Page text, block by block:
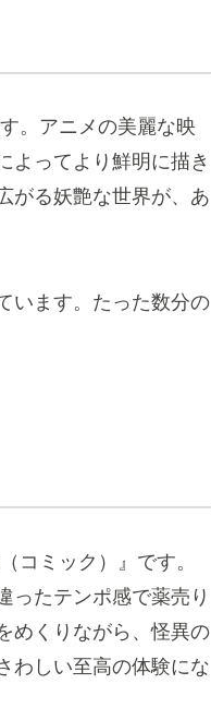
。アニメの美麗な映
よってより鮮明に描き
がる妖艶な世界が、あ
います。たった数分の
コミック）』です。
ったテンポ感で薬売り
めくりながら、怪異の
わしい至高の体験にな